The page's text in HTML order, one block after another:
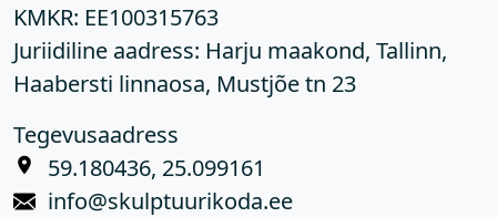
KMKR: EE100315763
Juriidiline aadress: Harju maakond, Tallinn,
Haabersti linnaosa, Mustjõe tn 23
Tegevusaadress
59.180436, 25.099161
info@skulptuurikoda.ee